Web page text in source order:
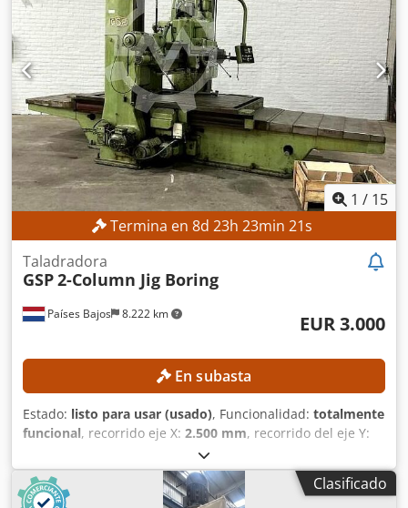
1 / 15
Termina en 8d 23h 23min 19s
Países Bajos 8.222 km
Taladradora
GSP2-Column Jig Boring
EUR 3.000
En subasta
Estado: listo para usar (usado), Funcionalidad: totalmente
funcional, recorrido eje X: 2.500 mm, recorrido del eje Y:
, recorrido del eje Z:
husillo:100 mm, número de ejes:3, DETALLES TÉCNICOS
Recorrido del eje X: 2.500 mm Recorrido del eje Y: 1.400
Clasificado